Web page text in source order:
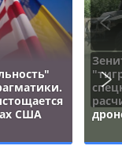
США